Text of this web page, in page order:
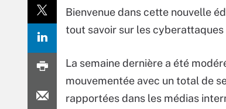
Bienvenue dans cette nouvelle
tout savoir sur les cyberattaques
La semaine dernière a été
mouvementée avec un total de
rapportées dans les médias